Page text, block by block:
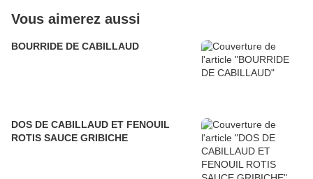
Vous aimerez aussi
BOURRIDE DE CABILLAUD
DOS DE CABILLAUD ET FENOUIL
ROTIS SAUCE GRIBICHE